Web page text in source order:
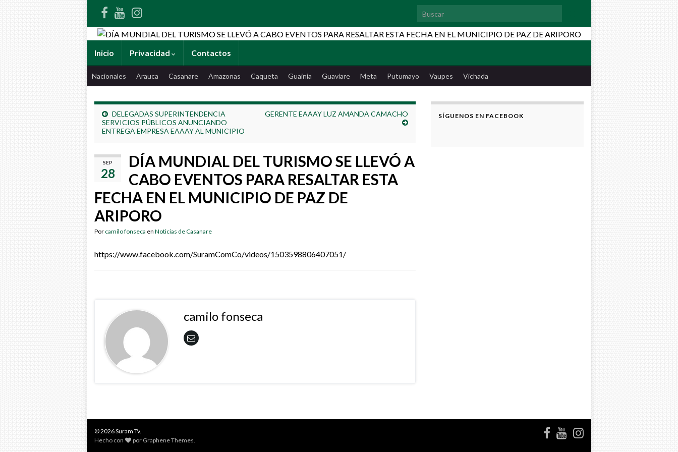
Search for:
Inicio Privacidad Contactos
Nacionales Arauca Casanare Amazonas Caqueta Guainia Guaviare Meta Putumayo Vaupes Vichada
DELEGADAS SUPERINTENDENCIA
SERVICIOS PÚBLICOS ANUNCIANDO
ENTREGA EMPRESA EAAAY AL MUNICIPIO
GERENTE EAAAY LUZ AMANDA CAMACHO
SEP
28
DÍA MUNDIAL DEL TURISMO SE LLEVÓ A
CABO EVENTOS PARA RESALTAR ESTA
FECHA EN EL MUNICIPIO DE PAZ DE
ARIPORO
Por camilo fonseca en Noticias de Casanare
https://www.facebook.com/SuramComCo/videos/1503598806407051/
camilo fonseca
SÍGUENOS EN FACEBOOK
© 2026 Suram Tv.
Hecho con
por Graphene Themes.